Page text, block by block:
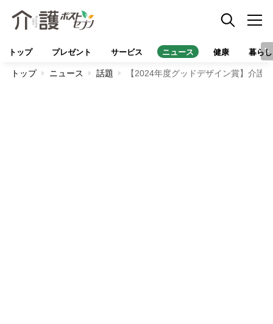
トップ プレゼント サービス ニュース 健康 暮らし
トップ ニュース 話題 【2024年度グッドデザイン賞】介護